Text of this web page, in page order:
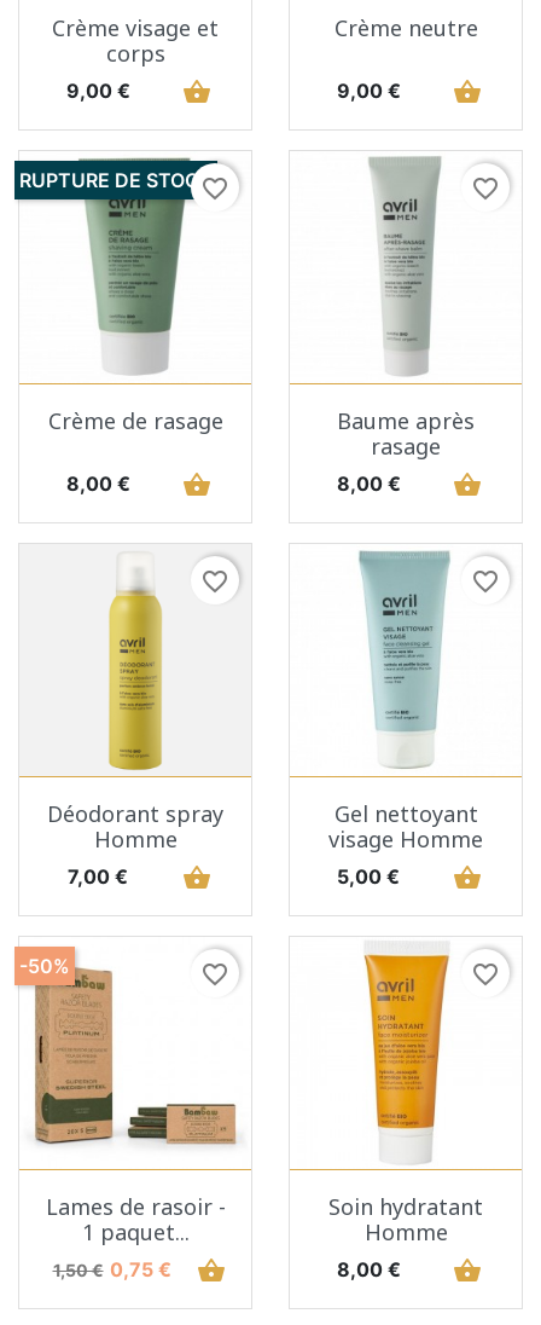
Crème visage et
corps
Prix
9,00 € shopping_basket
Crème neutre
Prix
9,00 € shopping_basket
favorite_border
Crème de rasage
Prix
8,00 € shopping_basket
RUPTURE DE STOCK favorite_border
Baume après
rasage
Prix
8,00 € shopping_basket
favorite_border
Déodorant spray
Homme
Prix
7,00 € shopping_basket
favorite_border
Gel nettoyant
visage Homme
Prix
5,00 € shopping_basket
favorite_border
Lames de rasoir -
1 paquet...
Prix de base
1,50 € Prix
0,75 € shopping_basket
-50% favorite_border
Soin hydratant
Homme
Prix
8,00 € shopping_basket